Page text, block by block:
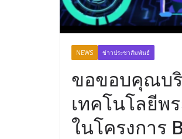
NEWS ข่าวประชาสัมพันธ์
ขอขอบคุณบริ
เทคโนโลยีพ
ในโครงการ